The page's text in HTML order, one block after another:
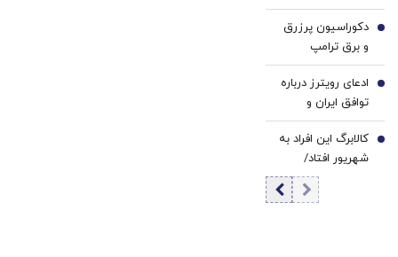
جهان/ کدام کشور
بیشترین بمب اتم
را دارد؟ +
اینفوگرافی
دکوراسیون پرزرق‌
و برق ترامپ
تداعی‌کننده
کاخ‌های صدام
است/ کلینتون
خطاب به مردم
آمریکا: اینجا خانه او
نیست
5
ادعای رویترز درباره
توافق ایران و
عمان/ به محض
توافق بر سر تنگه
هرمز آمریکا
محاصره را لغو
6
کالابرگ این افراد به
شهریور افتاد/
زمان‌بندی جدید را
7